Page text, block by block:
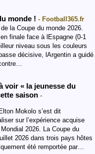
monde ! - Football365.fr
la Coupe du monde 2026.
finale face à lEspagne (0-1
niveau sous les couleurs
décisive, lArgentin a guidé
voir « la jeunesse du
saison -
Mokolo s’est dit
sur l’expérience acquise
2026. La Coupe du
2026 dans trois pays hôtes
été remportée par…